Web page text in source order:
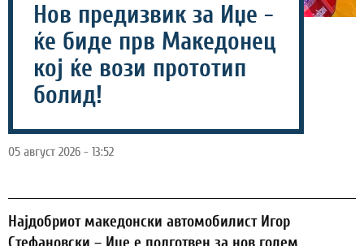
Нов предизвик за Иџе -
ќе биде прв Македонец
кој ќе вози прототип
болид!
05 август 2026 - 13:52
Најдобриот македонски автомобилист Игор